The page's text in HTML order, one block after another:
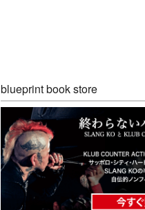
blueprint book store